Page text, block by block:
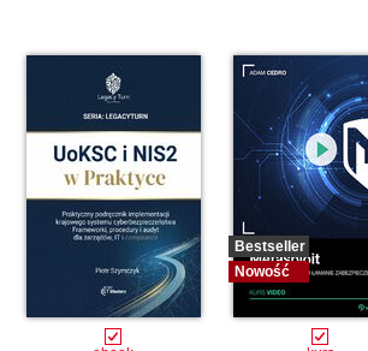
Bestseller
Nowość